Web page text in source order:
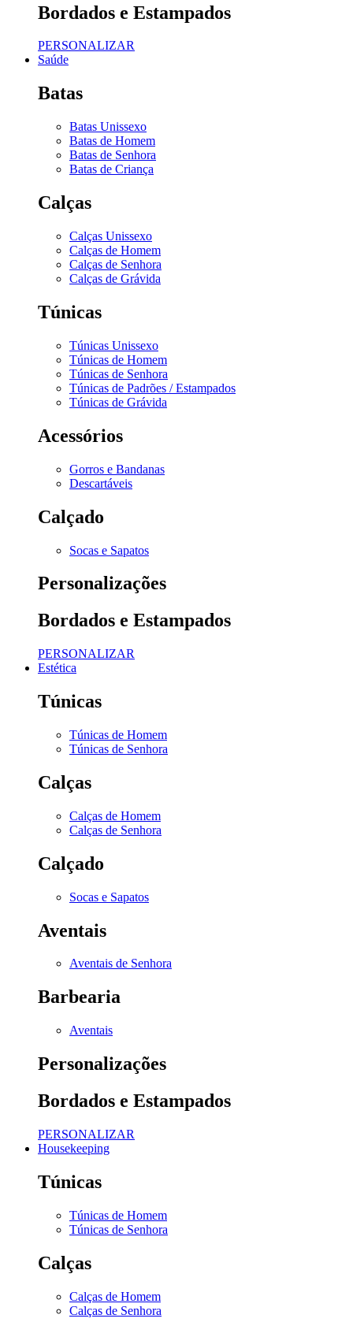
Bordados e Estampados
PERSONALIZAR
Saúde
Batas
Batas Unissexo
Batas de Homem
Batas de Senhora
Batas de Criança
Calças
Calças Unissexo
Calças de Homem
Calças de Senhora
Calças de Grávida
Túnicas
Túnicas Unissexo
Túnicas de Homem
Túnicas de Senhora
Túnicas de Padrões / Estampados
Túnicas de Grávida
Acessórios
Gorros e Bandanas
Descartáveis
Calçado
Socas e Sapatos
Personalizações
Bordados e Estampados
PERSONALIZAR
Estética
Túnicas
Túnicas de Homem
Túnicas de Senhora
Calças
Calças de Homem
Calças de Senhora
Calçado
Socas e Sapatos
Aventais
Aventais de Senhora
Barbearia
Aventais
Personalizações
Bordados e Estampados
PERSONALIZAR
Housekeeping
Túnicas
Túnicas de Homem
Túnicas de Senhora
Calças
Calças de Homem
Calças de Senhora